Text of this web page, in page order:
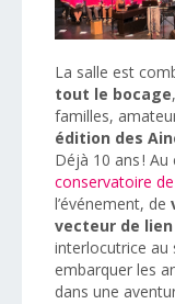
La salle est
tout le bocage
familles,
édition des
Déjà 10 ans !
conservatoire
l’événement, de
vecteur de
interlocutrice au
embarquer les
dans une